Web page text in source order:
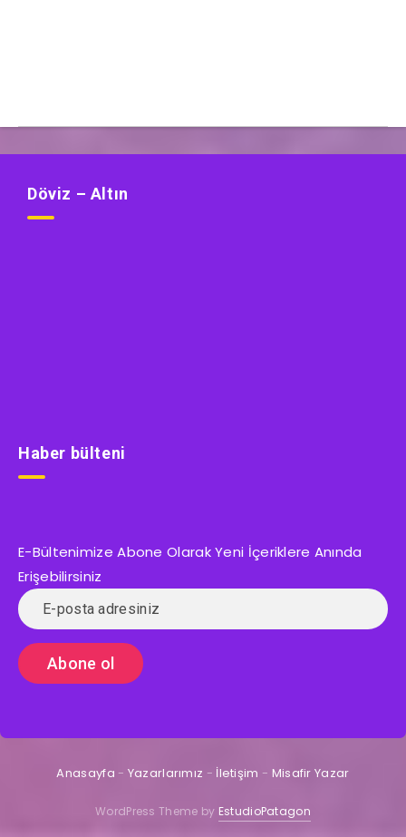
Döviz – Altın
Haber bülteni
E-Bültenimize Abone Olarak Yeni İçeriklere Anında
Erişebilirsiniz
Anasayfa - Yazarlarımız - İletişim - Misafir Yazar
WordPress Theme by EstudioPatagon